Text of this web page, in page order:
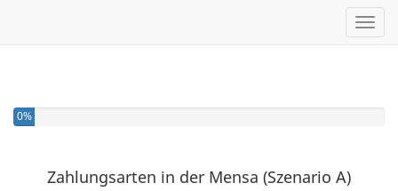
Sie haben 0% dieser Umfrage fertiggestellt.
0%
Zahlungsarten in der Mensa (Szenario A)